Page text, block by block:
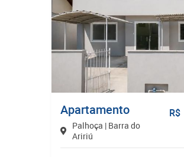
Apartamento
Palhoça | Barra do
Aririú
R$